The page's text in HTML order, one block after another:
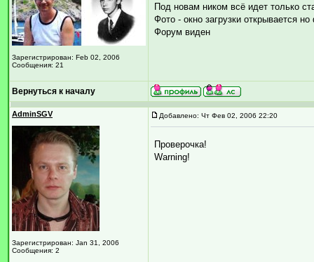
Зарегистрирован: Feb 02, 2006
Сообщения: 21
Под новам ником всё идет только
Фото - окно загрузки открывается
Форум виден
Вернуться к началу
AdminSGV
Зарегистрирован: Jan 31, 2006
Сообщения: 2
Добавлено: Чт Фев 02, 2006 22:20
Проверочка!
Warning!